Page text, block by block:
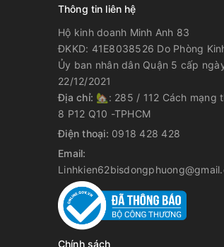
Thông tin liên hệ
Hộ kinh doanh Minh Anh 83
ĐKKD: 41E8038526 Do Phòng
Ủy ban nhân dân Quận 5 cấp
22/12/2021
Địa chỉ: 🏡: 285 / 112 Cách mạng
8 P12 Q10 -TPHCM
Điện thoại: 0918 428 428
Email:
Chính sách